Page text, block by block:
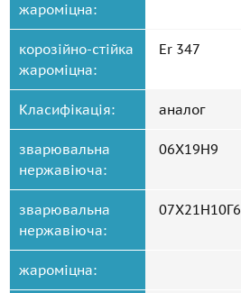
жароміцна:
корозійно-стійка
жароміцна:
Er 347
Класифікація: аналог
зварювальна
нержавіюча:
06Х19Н9
зварювальна
нержавіюча:
07Х21Н10Г6
жароміцна: